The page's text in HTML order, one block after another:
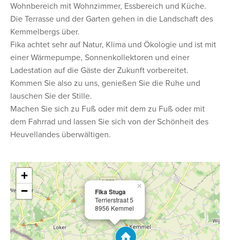
Wohnbereich mit Wohnzimmer, Essbereich und Küche.
Die Terrasse und der Garten gehen in die Landschaft des
Kemmelbergs über.
Fika achtet sehr auf Natur, Klima und Ökologie und ist mit
einer Wärmepumpe, Sonnenkollektoren und einer
Ladestation auf die Gäste der Zukunft vorbereitet.
Kommen Sie also zu uns, genießen Sie die Ruhe und
lauschen Sie der Stille.
Machen Sie sich zu Fuß oder mit dem zu Fuß oder mit
dem Fahrrad und lassen Sie sich von der Schönheit des
Heuvellandes überwältigen.
Fika Stuga
Terrierstraat 5
8956 Kemmel
×
+
−